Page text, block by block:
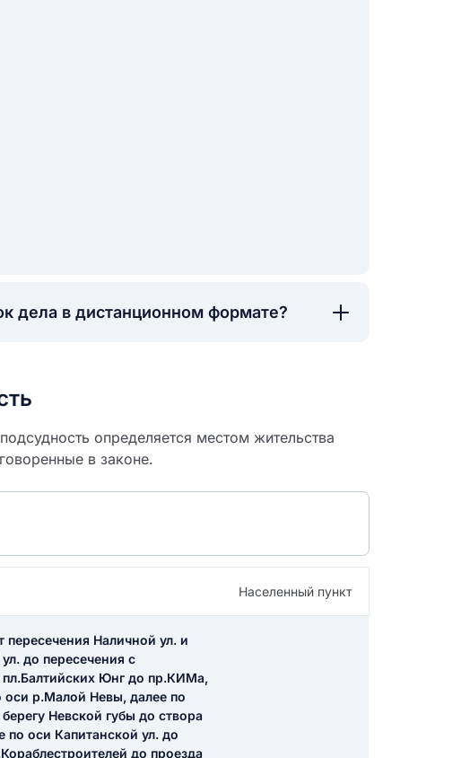
дела в дистанционном формате?
определяется местом жительства
в законе.
Населенный пункт
пересечения Наличной ул. и
до пересечения с
Юнг до пр.КИМа,
р.Малой Невы, далее по
Невской губы до створа
по оси Капитанской ул. до
до проезда
судебный
публикацию отзыва